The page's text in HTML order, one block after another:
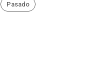
Pasado